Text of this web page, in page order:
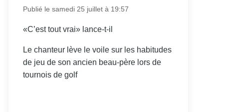
Publié le samedi 25 juillet à 19:57
«C’est tout vrai» lance-t-il
Le chanteur lève le voile sur les habitudes
de jeu de son ancien beau-père lors de
tournois de golf